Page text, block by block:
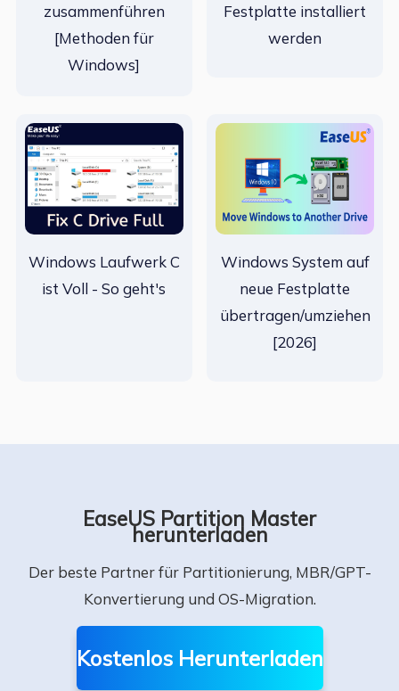
zusammenführen
[Methoden für
Windows]
Festplatte installiert
werden
Windows Laufwerk C
ist Voll - So geht's
Windows System auf
neue Festplatte
übertragen/umziehen
[2026]
EaseUS Partition Master
herunterladen
Der beste Partner für Partitionierung, MBR/GPT-
Konvertierung und OS-Migration.
Kostenlos Herunterladen